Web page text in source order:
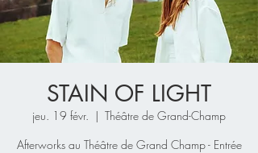
STAIN OF LIGHT
jeu. 19 févr.
  |
Théâtre de Grand-Champ
Afterworks au Théâtre de Grand Champ - Entrée